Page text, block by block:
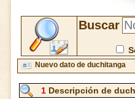
Buscar
Nuevo dato de duchitanga
1 Descripción de